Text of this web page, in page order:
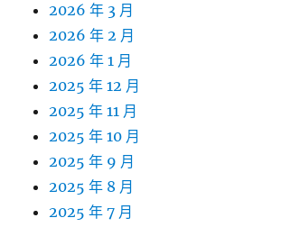
2026 年 3 月
2026 年 2 月
2026 年 1 月
2025 年 12 月
2025 年 11 月
2025 年 10 月
2025 年 9 月
2025 年 8 月
2025 年 7 月